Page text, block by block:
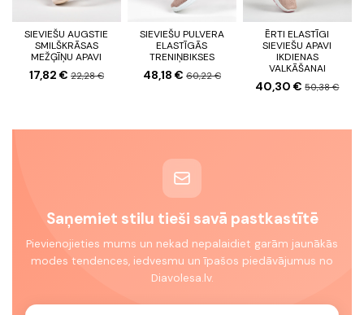
SIEVIEŠU AUGSTIE
SMILŠKRĀSAS
MEŽĢĪŅU APAVI
17,82 € 22,28 €
SIEVIEŠU PULVERA
ELASTĪGĀS
TRENIŅBIKSES
48,18 € 60,22 €
ĒRTI ELASTĪGI
SIEVIEŠU APAVI
IKDIENAS
VALKĀŠANAI
40,30 €50,38 €
Saņemiet stilu tieši savā pastkastītē
Pievienojieties mums un nekad nepalaidiet garām jaunākās
modes tendences, iedvesmu un īpašos piedāvājumus no
Diavolesa.lv.